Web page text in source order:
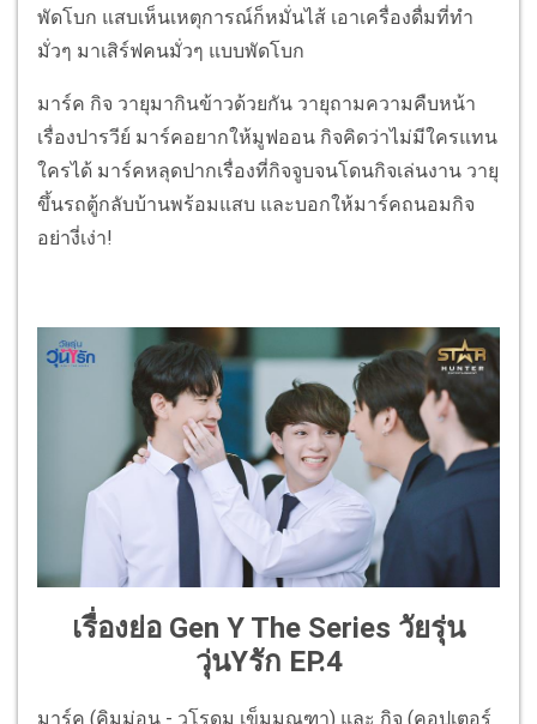
พัดโบก แสบเห็นเหตุการณ์ก็หมั่นไส้ เอาเครื่องดื่มที่ทำ
มั่วๆ มาเสิร์ฟคนมั่วๆ แบบพัดโบก
มาร์ค กิจ วายุมากินข้าวด้วยกัน วายุถามความคืบหน้า
เรื่องปารวีย์ มาร์คอยากให้มูฟออน กิจคิดว่าไม่มีใครแทน
ใครได้ มาร์คหลุดปากเรื่องที่กิจจูบจนโดนกิจเล่นงาน วายุ
ขึ้นรถตู้กลับบ้านพร้อมแสบ และบอกให้มาร์คถนอมกิจ
อย่างี่เง่า!
เรื่องย่อ Gen Y The Series วัยรุ่น
วุ่นYรัก EP.4
มาร์ค (คิมม่อน - วโรดม เข็มมณฑา) และ กิจ (คอปเตอร์